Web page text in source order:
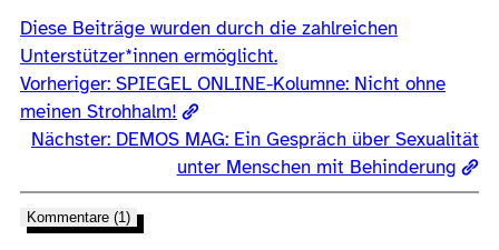
Diese Beiträge wurden durch die zahlreichen
Unterstützer*innen ermöglicht.
Vorheriger: SPIEGEL ONLINE-Kolumne: Nicht ohne
meinen Strohhalm!
Nächster: DEMOS MAG: Ein Gespräch über Sexualität
unter Menschen mit Behinderung
Kommentare (1)